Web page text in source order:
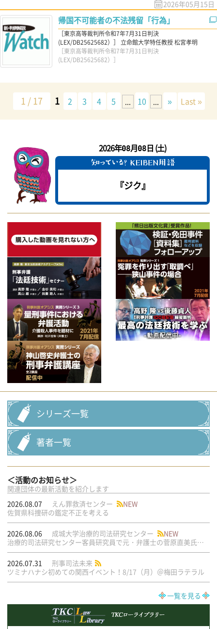
2026年05月15日
帰国不可能者の不法残留「行為」
［東京高等裁判所令和7年7月31日判決
(LEX/DB25625682）］ 立命館大学特任教授 松宮孝明
［東京高等裁判所令和7年7月31日判決
(LEX/DB25625682）］
1 / 17 1 2 3 4 5 ... 10 ... » Last »
2026年08月08日 (土)
『ジク』
シリーズ一覧
著者一覧
＜活動のお知らせ＞
関連団体の最新活動を紹介します
2026.08.07
えん罪救済センター
NEW
佐賀県科捜研の鑑定不正を考える
2026.08.06 成城大学治療的司法研究センター
NEW
治療的司法研究センター客員研究員で元・弁護士の菅原直美氏の論文が公刊されました
2026.07.31
刑事司法未来
ツミナハナシ初めての関西イベント！8/17（月）＠梅田ラテラル
一覧を見る